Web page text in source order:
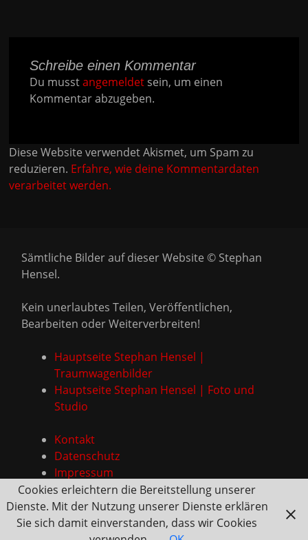
Schreibe einen Kommentar
Du musstangemeldet sein, um einen
Kommentar abzugeben.
Diese Website verwendet Akismet, um Spam zu
reduzieren. Erfahre, wie deine Kommentardaten
verarbeitet werden.
Sämtliche Bilder auf dieser Website © Stephan
Hensel.
Kein unerlaubtes Teilen, Veröffentlichen,
Bearbeiten oder Weiterverbreiten!
Hauptseite Stephan Hensel |
Traumwagenbilder
Hauptseite Stephan Hensel | Foto und
Studio
Kontakt
Datenschutz
Impressum
Cookies erleichtern die Bereitstellung unserer
Dienste. Mit der Nutzung unserer Dienste erklären
Sie sich damit einverstanden, dass wir Cookies